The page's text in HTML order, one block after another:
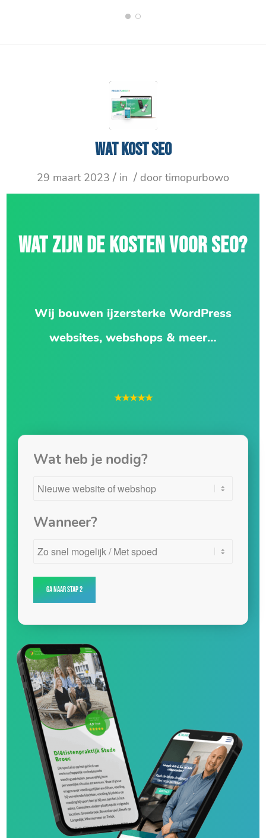
Wat kost SEO
29 maart 2023 / in / doortimopurbowo
WAT ZIJN DE KOSTEN VOOR SEO?
Wij bouwen ijzersterke WordPress
websites, webshops & meer…
★★★★★
Wat heb je nodig?
Wanneer?